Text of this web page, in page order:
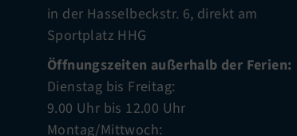
in der Hasselbeckstr. 6, direkt am
Sportplatz HHG
Öffnungszeiten außerhalb der Ferien:
Dienstag bis Freitag:
9.00 Uhr bis 12.00 Uhr
Montag/Mittwoch: